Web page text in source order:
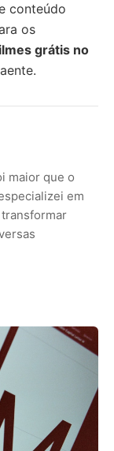
conteúdo
os
grátis no
maior que o
em